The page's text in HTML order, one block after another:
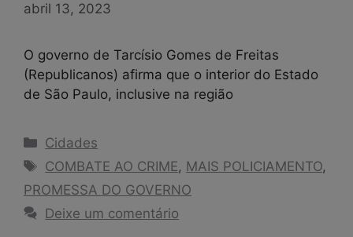
abril 13, 2023
O governo de Tarcísio Gomes de Freitas
(Republicanos) afirma que o interior do Estado
de São Paulo, inclusive na região
Categorias
Cidades
Tags
COMBATE AO CRIME, MAIS POLICIAMENTO,
PROMESSA DO GOVERNO
Deixe um comentário